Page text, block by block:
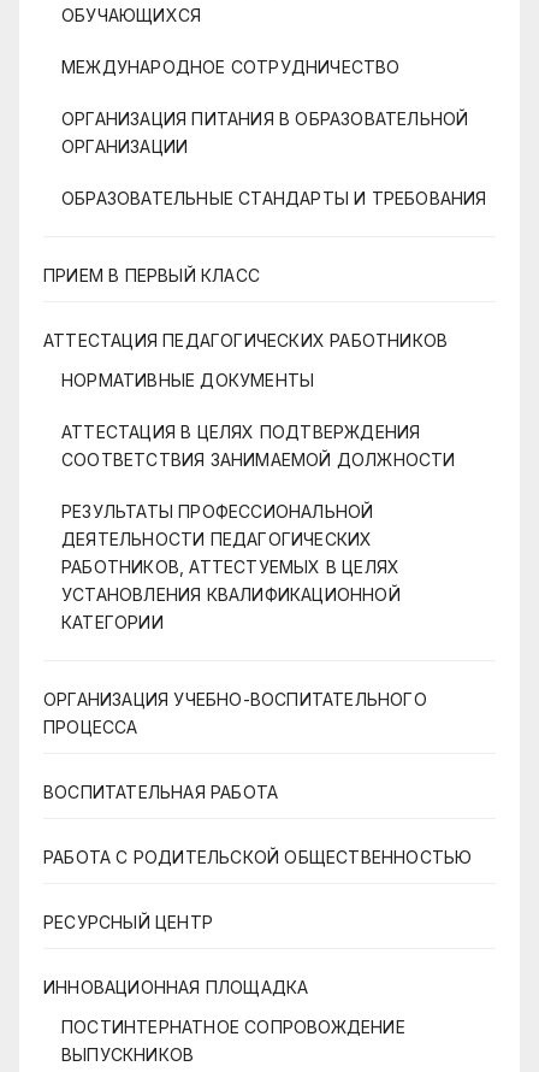
ОБУЧАЮЩИХСЯ
МЕЖДУНАРОДНОЕ СОТРУДНИЧЕСТВО
ОРГАНИЗАЦИЯ ПИТАНИЯ В ОБРАЗОВАТЕЛЬНОЙ
ОРГАНИЗАЦИИ
ОБРАЗОВАТЕЛЬНЫЕ СТАНДАРТЫ И ТРЕБОВАНИЯ
ПРИЕМ В ПЕРВЫЙ КЛАСС
АТТЕСТАЦИЯ ПЕДАГОГИЧЕСКИХ РАБОТНИКОВ
НОРМАТИВНЫЕ ДОКУМЕНТЫ
АТТЕСТАЦИЯ В ЦЕЛЯХ ПОДТВЕРЖДЕНИЯ
СООТВЕТСТВИЯ ЗАНИМАЕМОЙ ДОЛЖНОСТИ
РЕЗУЛЬТАТЫ ПРОФЕССИОНАЛЬНОЙ
ДЕЯТЕЛЬНОСТИ ПЕДАГОГИЧЕСКИХ
РАБОТНИКОВ, АТТЕСТУЕМЫХ В ЦЕЛЯХ
УСТАНОВЛЕНИЯ КВАЛИФИКАЦИОННОЙ
КАТЕГОРИИ
ОРГАНИЗАЦИЯ УЧЕБНО-ВОСПИТАТЕЛЬНОГО
ПРОЦЕССА
ВОСПИТАТЕЛЬНАЯ РАБОТА
РАБОТА С РОДИТЕЛЬСКОЙ ОБЩЕСТВЕННОСТЬЮ
РЕСУРСНЫЙ ЦЕНТР
ИННОВАЦИОННАЯ ПЛОЩАДКА
ПОСТИНТЕРНАТНОЕ СОПРОВОЖДЕНИЕ
ВЫПУСКНИКОВ